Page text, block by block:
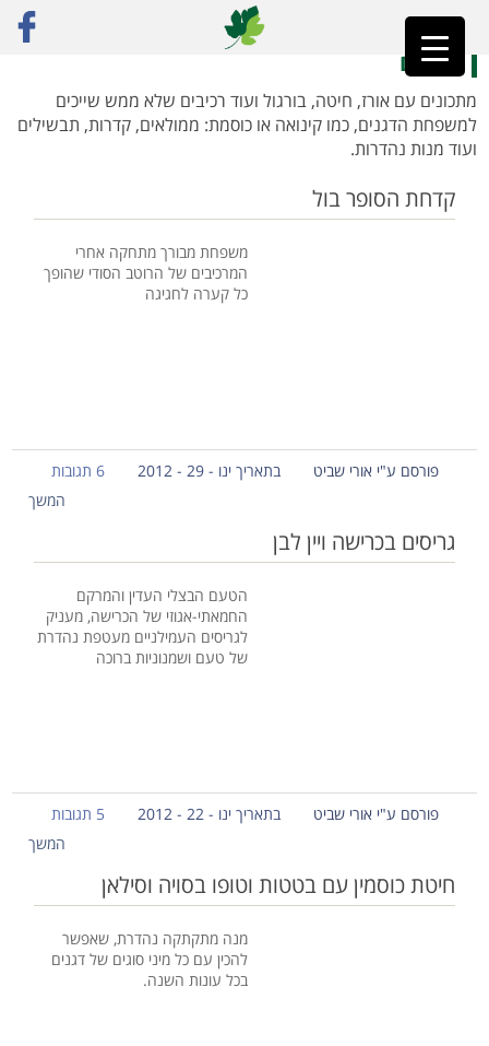
ראשי»רק מתכונים
דגנים
מתכונים עם אורז, חיטה, בורגול ועוד רכיבים שלא ממש שייכים
למשפחת הדגנים, כמו קינואה או כוסמת: ממולאים, קדרות, תבשילים
ועוד מנות נהדרות.
קדחת הסופר בול
משפחת מבורך מתחקה אחרי
המרכיבים של הרוטב הסודי שהופך
כל קערה לחגיגה
פורסם ע"י אורי שביט בתאריך ינו - 29 - 2012
6 תגובות
המשך
גריסים בכרישה ויין לבן
הטעם הבצלי העדין והמרקם
החמאתי-אגוזי של הכרישה, מעניק
לגריסים העמילניים מעטפת נהדרת
של טעם ושמנוניות ברוכה
פורסם ע"י אורי שביט בתאריך ינו - 22 - 2012
5 תגובות
המשך
חיטת כוסמין עם בטטות וטופו בסויה וסילאן
מנה מתקתקה נהדרת, שאפשר
להכין עם כל מיני סוגים של דגנים
בכל עונות השנה.